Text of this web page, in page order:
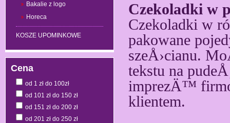
Bakalie z logo
Horeca
KOSZE UPOMINKOWE
Cena
od 1 zł do 100zł
od 101 zł do 150 zł
od 151 zł do 200 zł
od 201 zł do 250 zł
Czekoladki w
Czekoladki w
pakowane
szeÅ›cianu.
tekstu na
imprezÄ™
klientem.